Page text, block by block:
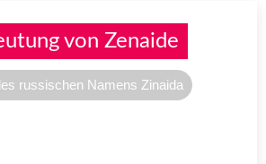
von Zenaide
russischen Namens Zinaida